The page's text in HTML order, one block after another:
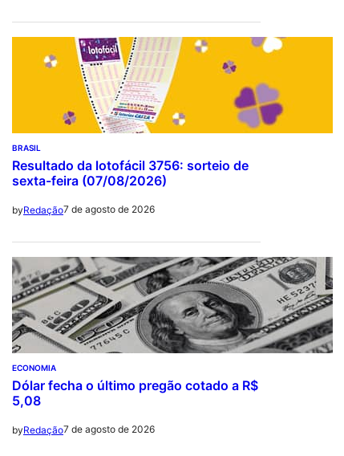
BRASIL
Resultado da lotofácil 3756: sorteio de
sexta-feira (07/08/2026)
byRedação7 de agosto de 2026
ECONOMIA
Dólar fecha o último pregão cotado a R$
5,08
byRedação7 de agosto de 2026